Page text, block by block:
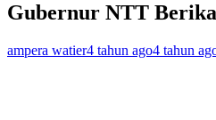
Gubernur NTT
ampera watier4 tahun ago4 tahun